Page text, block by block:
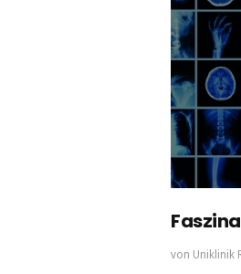
von Uniklinik